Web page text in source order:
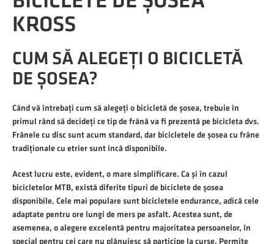
KROSS
CUM SĂ ALEGEȚI O BICICLETĂ
DE ȘOSEA?
Când vă întrebați cum să alegeți o bicicletă de șosea, trebuie în
primul rând să decideți ce tip de frână va fi prezentă pe bicicleta dvs.
Frânele cu disc sunt acum standard, dar bicicletele de șosea cu frâne
tradiționale cu etrier sunt încă disponibile.
Acest lucru este, evident, o mare simplificare. Ca și în cazul
bicicletelor MTB, există diferite tipuri de biciclete de șosea
disponibile. Cele mai populare sunt bicicletele endurance, adică cele
adaptate pentru ore lungi de mers pe asfalt. Acestea sunt, de
asemenea, o alegere excelentă pentru majoritatea persoanelor, în
special pentru cei care nu plănuiesc să participe la curse. Permite